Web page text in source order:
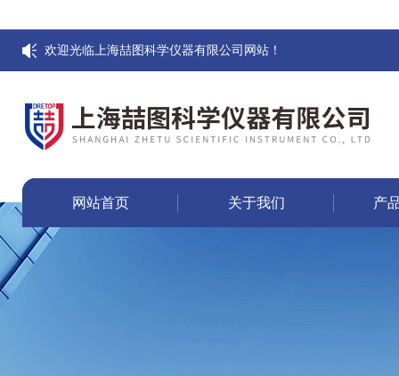
欢迎光临上海喆图科学仪器有限公司网站！
网站首页 关于我们 产